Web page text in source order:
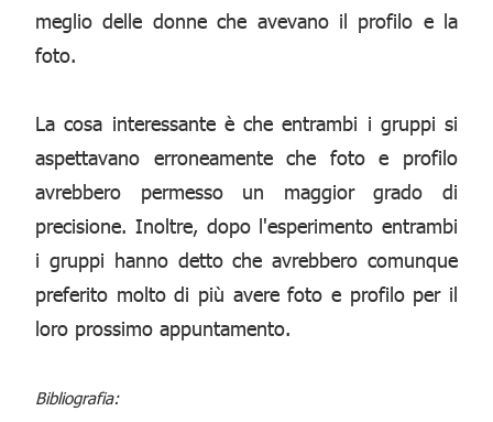
meglio delle donne che avevano il profilo e la
foto.
La cosa interessante è che entrambi i gruppi si
aspettavano erroneamente che foto e profilo
avrebbero permesso un maggior grado di
precisione. Inoltre, dopo l'esperimento entrambi
i gruppi hanno detto che avrebbero comunque
preferito molto di più avere foto e profilo per il
loro prossimo appuntamento.
Bibliografia: